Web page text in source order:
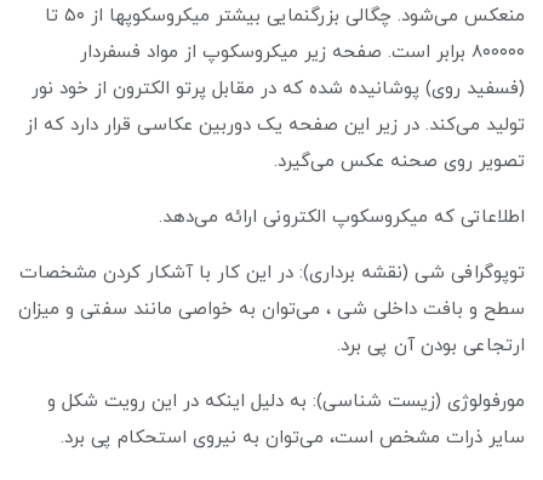
منعکس می‌شود. چگالی بزرگنمایی بیشتر میکروسکوپها از ۵۰ تا
۸۰۰۰۰۰ برابر است. صفحه زیر میکروسکوپ از مواد فسفردار
(فسفید روی) پوشانیده شده که در مقابل پرتو الکترون از خود نور
تولید می‌کند. در زیر این صفحه یک دوربین عکاسی قرار دارد که از
تصویر روی صحنه عکس می‌گیرد.
اطلاعاتی که میکروسکوپ الکترونی ارائه می‌دهد.
توپوگرافی شی (نقشه برداری): در این کار با آشکار کردن مشخصات
سطح و بافت داخلی شی ، می‌توان به خواصی مانند سفتی و میزان
ارتجاعی بودن آن پی برد.
مورفولوژی (زیست شناسی): به دلیل اینکه در این رویت شکل و
سایر ذرات مشخص است، می‌توان به نیروی استحکام پی برد.